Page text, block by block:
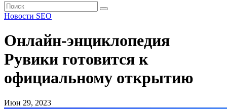
Новости SEO
Онлайн-энциклопедия
Рувики готовится к
официальному открытию
Июн 29, 2023